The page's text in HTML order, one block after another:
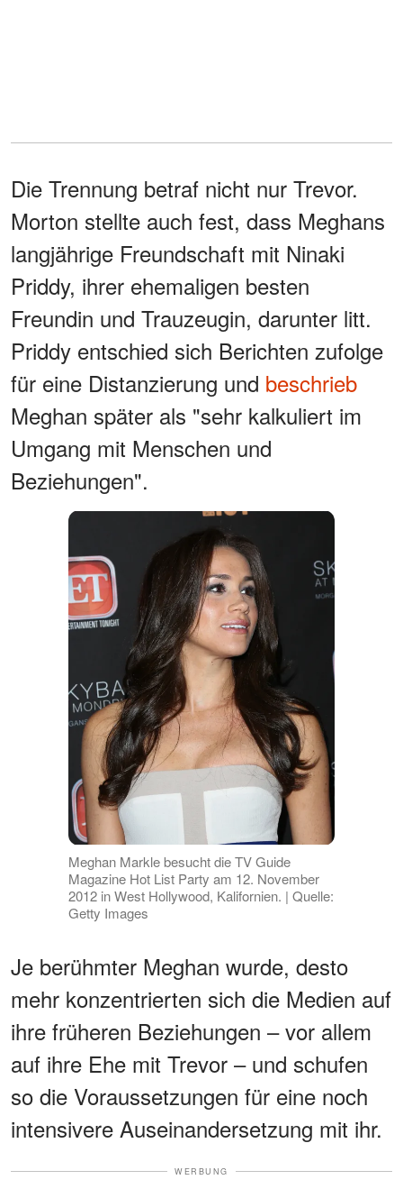
Die Trennung betraf nicht nur Trevor.
Morton stellte auch fest, dass Meghans
langjährige Freundschaft mit Ninaki
Priddy, ihrer ehemaligen besten
Freundin und Trauzeugin, darunter litt.
Priddy entschied sich Berichten zufolge
für eine Distanzierung und beschrieb
Meghan später als "sehr kalkuliert im
Umgang mit Menschen und
Beziehungen".
Meghan Markle besucht die TV Guide
Magazine Hot List Party am 12. November
2012 in West Hollywood, Kalifornien. | Quelle:
Getty Images
Je berühmter Meghan wurde, desto
mehr konzentrierten sich die Medien auf
ihre früheren Beziehungen – vor allem
auf ihre Ehe mit Trevor – und schufen
so die Voraussetzungen für eine noch
intensivere Auseinandersetzung mit ihr.
WERBUNG